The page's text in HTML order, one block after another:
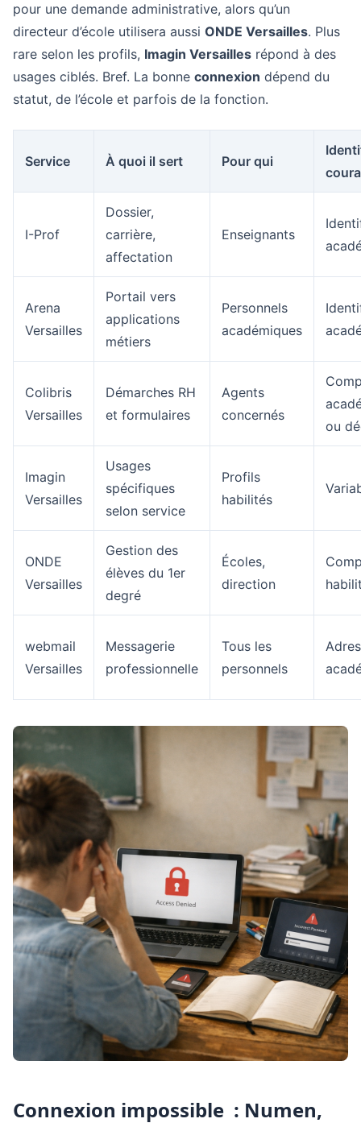
pour une demande administrative, alors qu’un
directeur d’école utilisera aussi ONDE Versailles. Plus
rare selon les profils, Imagin Versailles répond à des
usages ciblés. Bref. La bonne connexion dépend du
statut, de l’école et parfois de la fonction.
Service À quoi il sert Pour qui
I-Prof
Dossier,
carrière,
affectation
Enseignants
Arena
Versailles
Portail vers
applications
métiers
Personnels
académiques
Colibris
Versailles
Démarches RH
et formulaires
Agents
concernés
ou
Imagin
Versailles
Usages
spécifiques
selon service
Profils
habilités
ONDE
Versailles
Gestion des
élèves du 1er
degré
Écoles,
direction
webmail
Versailles
Messagerie
professionnelle
Tous les
personnels
Connexion impossible : Numen,